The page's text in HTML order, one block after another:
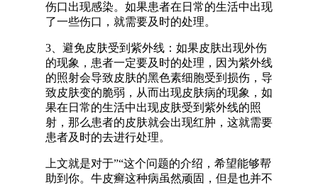
伤口出现感染。如果患者在日常的生活中出现
了一些伤口，就需要及时的处理。
3、避免皮肤受到紫外线：如果皮肤出现外伤
的现象，患者一定要及时的处理，因为紫外线
的照射会导致皮肤的黑色素细胞受到损伤，导
致皮肤变的脆弱，从而出现皮肤病的现象，如
果在日常的生活中出现皮肤受到紫外线的照
射，那么患者的皮肤就会出现红肿，这就需要
患者及时的去进行处理。
上文就是对于”“这个问题的介绍，希望能够帮
助到你。牛皮癣这种病虽然顽固，但是也并不